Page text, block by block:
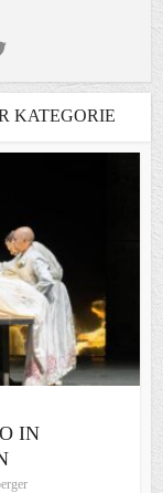
KATEGORIE
IN